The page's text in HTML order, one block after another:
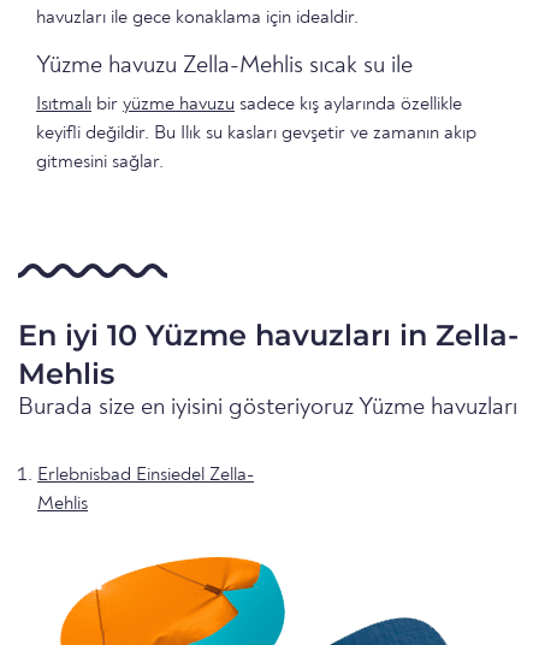
havuzları ile gece konaklama için idealdir.
Yüzme havuzu Zella-Mehlis sıcak su ile
Isıtmalı bir yüzme havuzu sadece kış aylarında özellikle
keyifli değildir. Bu Ilık su kasları gevşetir ve zamanın akıp
gitmesini sağlar.
En iyi 10 Yüzme havuzları in Zella-
Mehlis
Burada size en iyisini gösteriyoruz Yüzme havuzları
Erlebnisbad Einsiedel Zella-
Mehlis